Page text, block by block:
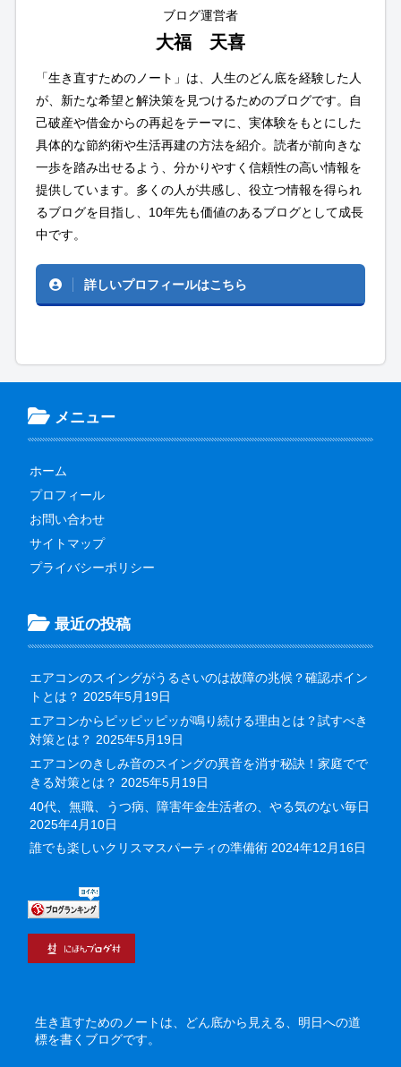
ブログ運営者
大福 天喜
「生き直すためのノート」は、人生のどん底を経験した人
が、新たな希望と解決策を見つけるためのブログです。自
己破産や借金からの再起をテーマに、実体験をもとにした
具体的な節約術や生活再建の方法を紹介。読者が前向きな
一歩を踏み出せるよう、分かりやすく信頼性の高い情報を
提供しています。多くの人が共感し、役立つ情報を得られ
るブログを目指し、10年先も価値のあるブログとして成長
中です。
詳しいプロフィールはこちら
メニュー
ホーム
プロフィール
お問い合わせ
サイトマップ
プライバシーポリシー
最近の投稿
エアコンのスイングがうるさいのは故障の兆候？確認ポイン
トとは？ 2025年5月19日
エアコンからピッピッピッが鳴り続ける理由とは？試すべき
対策とは？ 2025年5月19日
エアコンのきしみ音のスイングの異音を消す秘訣！家庭でで
きる対策とは？ 2025年5月19日
40代、無職、うつ病、障害年金生活者の、やる気のない毎日
2025年4月10日
誰でも楽しいクリスマスパーティの準備術 2024年12月16日
生き直すためのノートは、どん底から見える、明日への道
標を書くブログです。